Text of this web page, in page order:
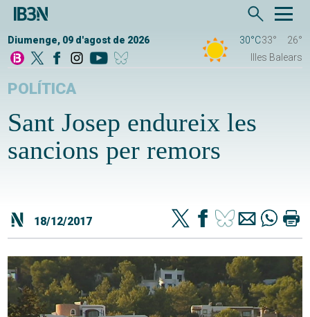
Diumenge, 09 d'agost de 2026 30°C33°
26°
Illes Balears
POLÍTICA
Sant Josep endureix les
sancions per remors
18/12/2017